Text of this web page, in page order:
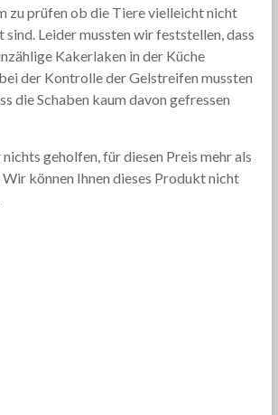
zu prüfen ob die Tiere vielleicht nicht
sind. Leider mussten wir feststellen, dass
Kakerlaken in der Küche
der Kontrolle der Gelstreifen mussten
die Schaben kaum davon gefressen
geholfen, für diesen Preis mehr als
können Ihnen dieses Produkt nicht